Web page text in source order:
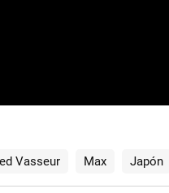
Vasseur Max Japón